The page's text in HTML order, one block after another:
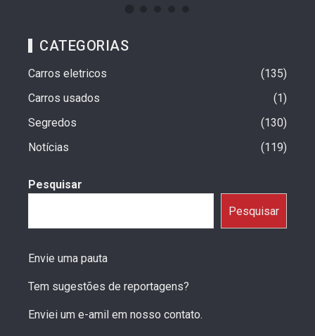
CATEGORIAS
Carros eletricos
135
Carros usados
1
Segredos
130
Notícias
119
Pesquisar
Pesquisar
Envie uma pauta
Tem sugestões de reportagens?
Enviei um e-amil em nosso contato.